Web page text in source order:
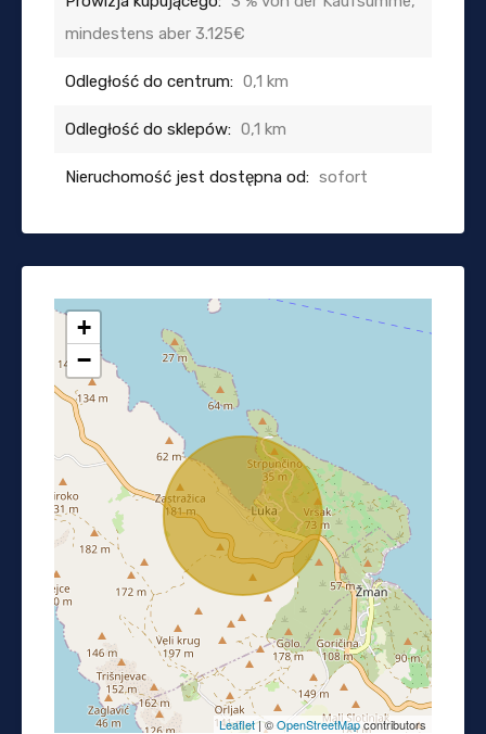
mindestens aber 3.125€
Odległość do centrum: 0,1 km
Odległość do sklepów: 0,1 km
Nieruchomość jest dostępna od: sofort
+
−
Leaflet| ©OpenStreetMapcontributors